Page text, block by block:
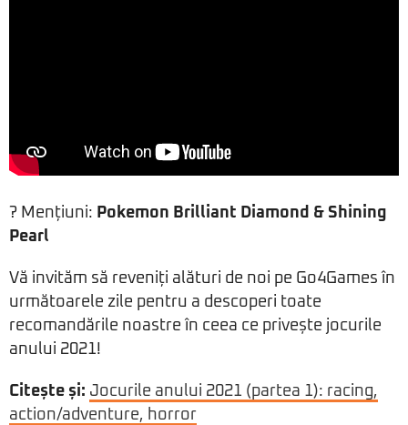
? Mențiuni: Pokemon Brilliant Diamond & Shining
Pearl
Vă invităm să reveniți alături de noi pe Go4Games în
următoarele zile pentru a descoperi toate
recomandările noastre în ceea ce privește jocurile
anului 2021!
Citește și: Jocurile anului 2021 (partea 1): racing,
action/adventure, horror